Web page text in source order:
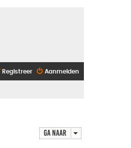
Aanmelden
Registreer
Ga naar